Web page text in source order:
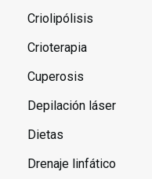
Criolipólisis
Crioterapia
Cuperosis
Depilación láser
Dietas
Drenaje linfático